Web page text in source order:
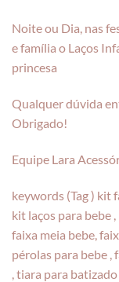
Noite ou Dia, nas
e família o Laços
princesa
Qualquer dúvida
Obrigado!
Equipe Lara
keywords (Tag ) kit
kit laços para bebe
faixa meia bebe,
pérolas para bebe ,
, tiara para